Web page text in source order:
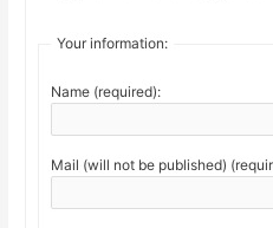
Your information:
Name (required):
Mail (will not be published)